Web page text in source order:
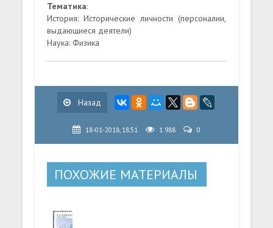
Тематика:
История: Исторические личности (персоналии,
выдающиеся деятели)
Наука: Физика
Назад
18-01-2018, 18:51 1 988 0
ПОХОЖИЕ МАТЕРИАЛЫ